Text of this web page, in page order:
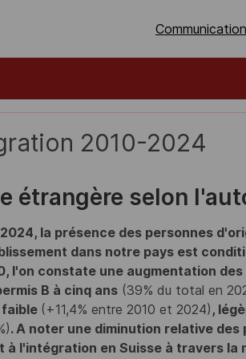
2010-2024
étrangère selon
la présence des personnes
dans notre pays est
l'on constate une augmentation
B à cinq ans (39% du total en
(+11,4% entre 2010 et 2024) ,
. A noter une diminution relative des
à l'intégration en Suisse à travers la